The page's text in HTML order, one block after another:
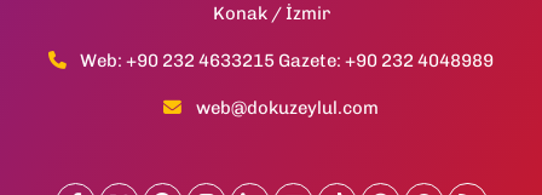
Konak / İzmir
Web: +90 232 4633215 Gazete: +90 232 4048989
web@dokuzeylul.com